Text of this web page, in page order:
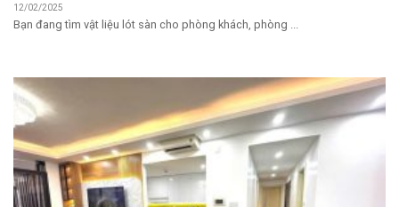
12/02/2025
Bạn đang tìm vật liệu lót sàn cho phòng khách, phòng ...